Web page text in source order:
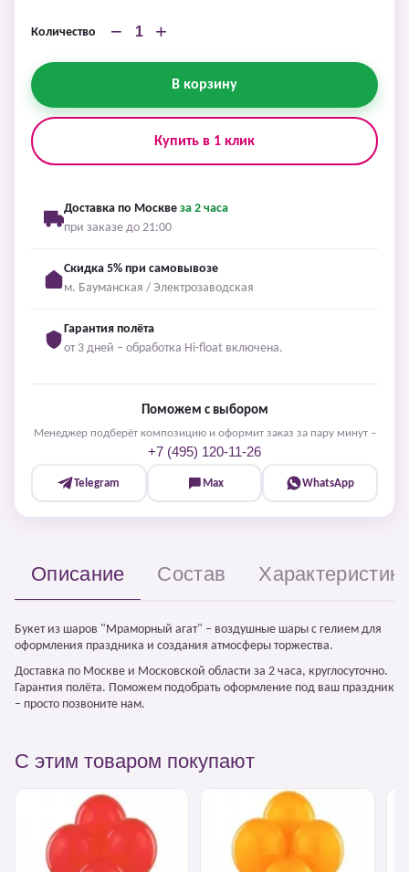
Количество − +
В корзину
Купить в 1 клик
Доставка по Москве за 2 часа
при заказе до 21:00
Скидка 5% при самовывозе
м. Бауманская / Электрозаводская
Гарантия полёта
от 3 дней – обработка Hi-float включена.
Поможем с выбором
Менеджер подберёт композицию и оформит заказ за пару минут –
+7 (495) 120-11-26
Telegram Max WhatsApp
Описание Состав
Букет из шаров "Мраморный агат" – воздушные шары с гелием для
оформления праздника и создания атмосферы торжества.
Доставка по Москве и Московской области за 2 часа, круглосуточно.
Гарантия полёта. Поможем подобрать оформление под ваш праздник
– просто позвоните нам.
С этим товаром покупают